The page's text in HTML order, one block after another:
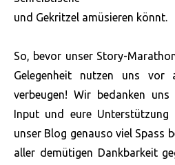
und Gekritzel amüsieren könnt.
So, bevor unser Story-
Gelegenheit nutzen uns vor
verbeugen! Wir bedanken
Input und eure
unser Blog genauso viel Spass
aller demütigen Dankbarkeit